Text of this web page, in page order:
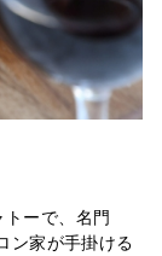
ーで、名門
ン家が手掛ける